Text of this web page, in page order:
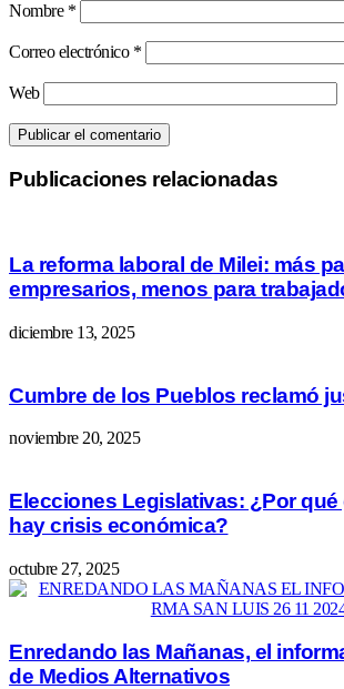
Nombre *
Correo electrónico *
Web
Publicaciones relacionadas
La reforma laboral de Milei: más
empresarios, menos para
diciembre 13, 2025
Cumbre de los Pueblos reclamó
noviembre 20, 2025
Elecciones Legislativas: ¿Por qué
hay crisis económica?
octubre 27, 2025
Enredando las Mañanas, el
de Medios Alternativos